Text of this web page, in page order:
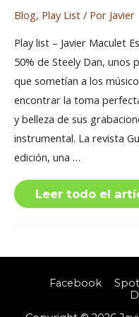
Blog, Play List / Por Javier
Play list – Javier Maculet
50% de Steely Dan, unos
que sometían a los
encontrar la toma
y belleza de sus
instrumental. La revista
edición, una …
Steely
Only
Leer todo el
Facebook